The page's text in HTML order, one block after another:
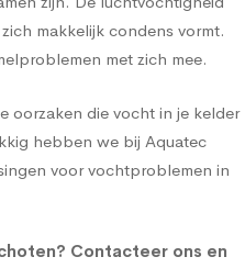
makkelijk condens vormt.
met zich mee.
oorzaken die vocht in je kelder
hebben we bij Aquatec
voor vochtproblemen in
Contacteer ons en